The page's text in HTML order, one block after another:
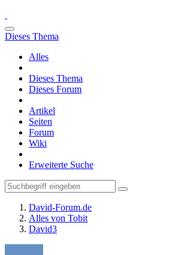
Dieses Thema
Alles
Dieses Thema
Dieses Forum
Artikel
Seiten
Forum
Wiki
Erweiterte Suche
David-Forum.de
Alles von Tobit
David3